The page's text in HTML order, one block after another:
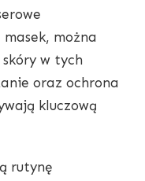
można
w tych
oraz ochrona
kluczową
rutynę